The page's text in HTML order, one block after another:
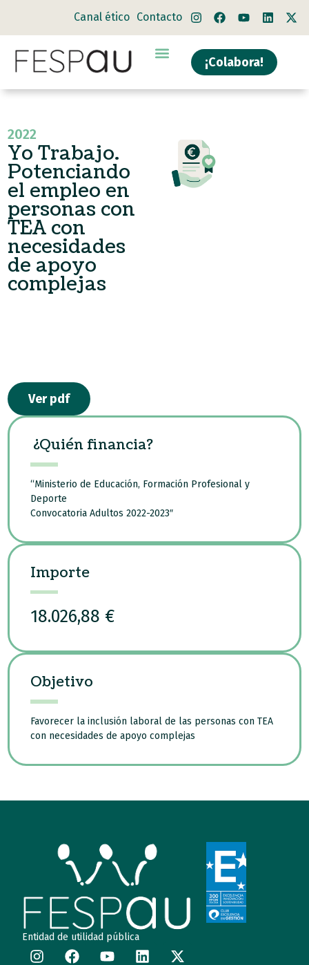
Canal ético Contacto
¡Colabora!
2022
Yo Trabajo.
Potenciando
el empleo en
personas con
TEA con
necesidades
de apoyo
complejas
Ver pdf
¿Quién financia?
“Ministerio de Educación, Formación Profesional y
Deporte
Convocatoria Adultos 2022-2023″
Importe
18.026,88 €
Objetivo
Favorecer la inclusión laboral de las personas con TEA
con necesidades de apoyo complejas
Entidad de utilidad pública